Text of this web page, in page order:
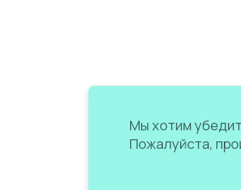
Мы хотим
Пожалуйста,